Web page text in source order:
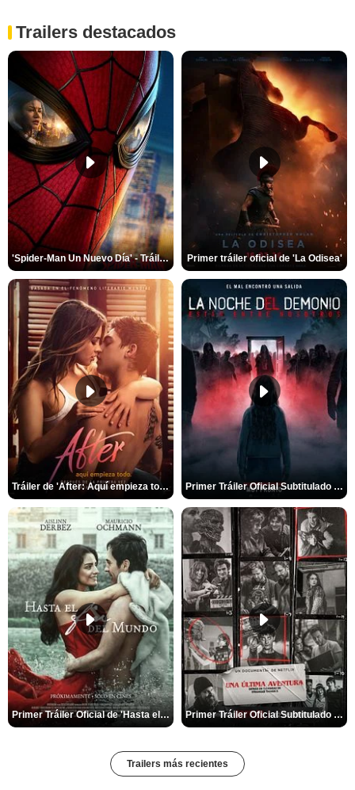
Trailers destacados
'Spider-Man Un Nuevo Día' - Tráiler oficial subtitulado Primer tráiler oficial de 'La Odisea'
Tráiler de 'After: Aquí empieza todo' Primer Tráiler Oficial Subtitulado de 'La Noche Del Demonio: Están Entre Nosotros'
Primer Tráiler Oficial de 'Hasta el fin del mundo' Primer Tráiler Oficial Subtitulado de 'Una última aventura: Detrás de cámaras de Stranger Things 5'
Trailers más recientes